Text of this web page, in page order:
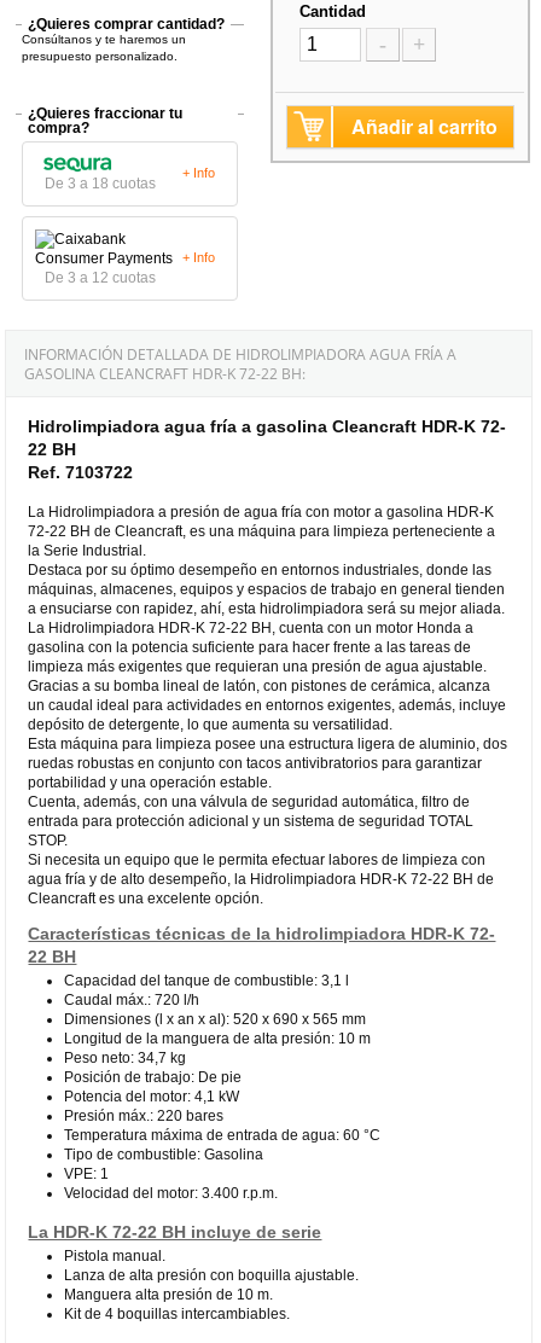
¿Quieres comprar cantidad?
Consúltanos y te haremos un
presupuesto personalizado.
¿Quieres fraccionar tu
compra?
De 3 a 18 cuotas
+ Info
De 3 a 12 cuotas
+ Info
Cantidad
- +
Añadir al carrito
INFORMACIÓN DETALLADA DE HIDROLIMPIADORA AGUA FRÍA A
GASOLINA CLEANCRAFT HDR-K 72-22 BH:
Hidrolimpiadora agua fría a gasolina Cleancraft HDR-K 72-
22 BH
Ref. 7103722
La Hidrolimpiadora a presión de agua fría con motor a gasolina HDR-K
72-22 BH de Cleancraft, es una máquina para limpieza perteneciente a
la Serie Industrial.
Destaca por su óptimo desempeño en entornos industriales, donde las
máquinas, almacenes, equipos y espacios de trabajo en general tienden
a ensuciarse con rapidez, ahí, esta hidrolimpiadora será su mejor aliada.
La Hidrolimpiadora HDR-K 72-22 BH, cuenta con un motor Honda a
gasolina con la potencia suficiente para hacer frente a las tareas de
limpieza más exigentes que requieran una presión de agua ajustable.
Gracias a su bomba lineal de latón, con pistones de cerámica, alcanza
un caudal ideal para actividades en entornos exigentes, además, incluye
depósito de detergente, lo que aumenta su versatilidad.
Esta máquina para limpieza posee una estructura ligera de aluminio, dos
ruedas robustas en conjunto con tacos antivibratorios para garantizar
portabilidad y una operación estable.
Cuenta, además, con una válvula de seguridad automática, filtro de
entrada para protección adicional y un sistema de seguridad TOTAL
STOP.
Si necesita un equipo que le permita efectuar labores de limpieza con
agua fría y de alto desempeño, la Hidrolimpiadora HDR-K 72-22 BH de
Cleancraft es una excelente opción.
Características técnicas de la hidrolimpiadora HDR-K 72-
22 BH
Capacidad del tanque de combustible: 3,1 l
Caudal máx.: 720 l/h
Dimensiones (l x an x al): 520 x 690 x 565 mm
Longitud de la manguera de alta presión: 10 m
Peso neto: 34,7 kg
Posición de trabajo: De pie
Potencia del motor: 4,1 kW
Presión máx.: 220 bares
Temperatura máxima de entrada de agua: 60 °C
Tipo de combustible: Gasolina
VPE: 1
Velocidad del motor: 3.400 r.p.m.
La HDR-K 72-22 BH incluye de serie
Pistola manual.
Lanza de alta presión con boquilla ajustable.
Manguera alta presión de 10 m.
Kit de 4 boquillas intercambiables.